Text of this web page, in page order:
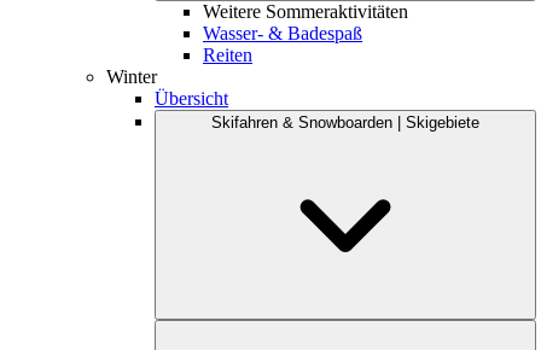
Weitere Sommeraktivitäten
Wasser- & Badespaß
Reiten
Winter
Übersicht
Skifahren & Snowboarden | Skigebiete